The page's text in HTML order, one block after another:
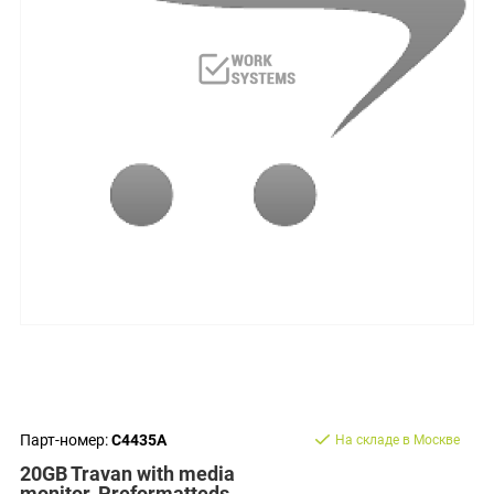
Парт-номер:C4435A
20GB Travan with media
На складе в Москве